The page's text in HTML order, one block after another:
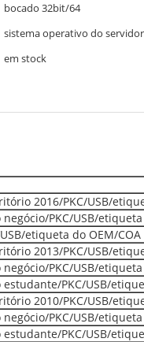
bocado 32bit/64
sistema operativo do
em stock
2016/PKC/USB/
PKC/USB/
etiqueta do OEM/COA
2013/PKC/USB/
PKC/USB/
PKC/USB/
2010/PKC/USB/
PKC/USB/
PKC/USB/